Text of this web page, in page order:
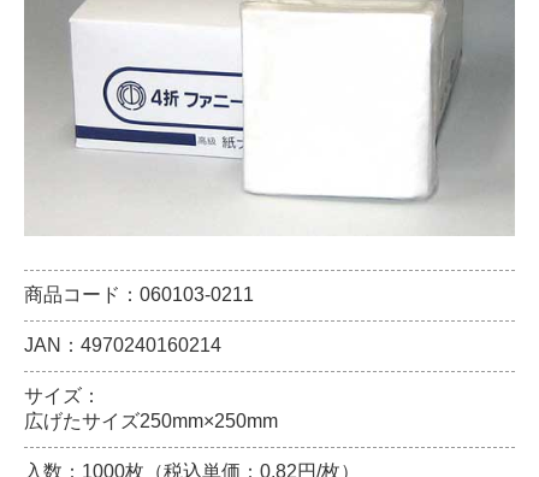
商品コード：060103-0211
JAN：4970240160214
サイズ：
広げたサイズ250mm×250mm
入数：1000枚（税込単価：0.82円/枚）